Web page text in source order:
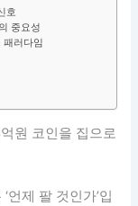
호
중요성
패러다임
원 코인을 집으로
언제 팔 것인가’입